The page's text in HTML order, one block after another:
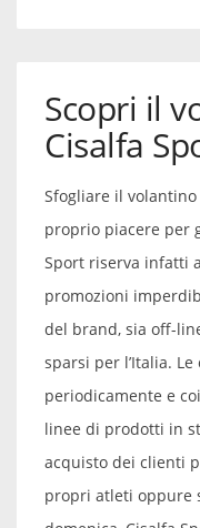
Scopri il
Cisalfa
Sfogliare il
proprio piacere per
Sport riserva infatti
promozioni
del brand, sia off-
sparsi per l’Italia.
periodicamente e
linee di prodotti in
acquisto dei clienti
propri atleti oppure